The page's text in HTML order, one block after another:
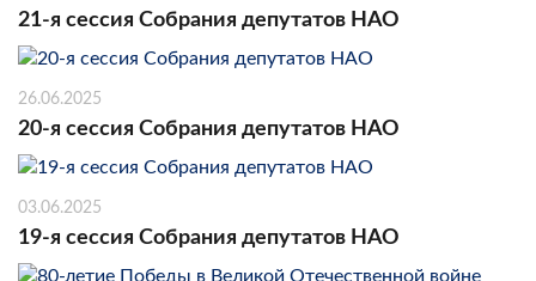
21-я сессия Собрания депутатов НАО
26.06.2025
20-я сессия Собрания депутатов НАО
03.06.2025
19-я сессия Собрания депутатов НАО